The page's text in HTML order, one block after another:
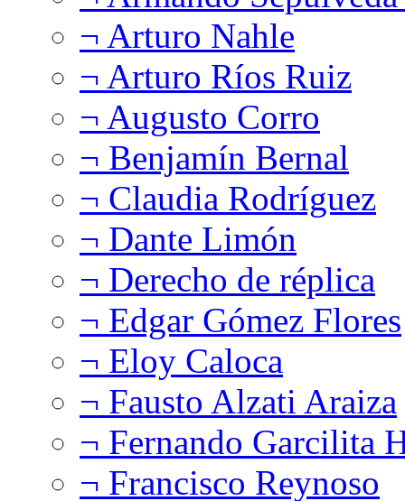
¬ Arturo Nahle
¬ Arturo Ríos Ruiz
¬ Augusto Corro
¬ Benjamín Bernal
¬ Claudia Rodríguez
¬ Dante Limón
¬ Derecho de réplica
¬ Edgar Gómez Flores
¬ Eloy Caloca
¬ Fausto Alzati Araiza
¬ Fernando Garcilita
¬ Francisco Reynoso